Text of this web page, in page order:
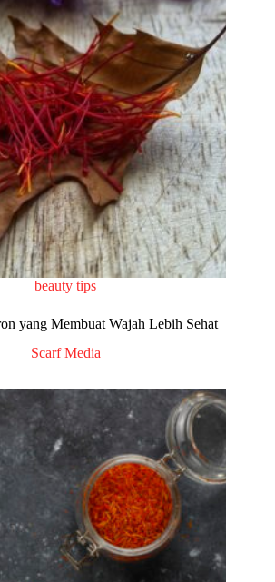
beauty tips
yang Membuat Wajah Lebih Sehat
Scarf Media